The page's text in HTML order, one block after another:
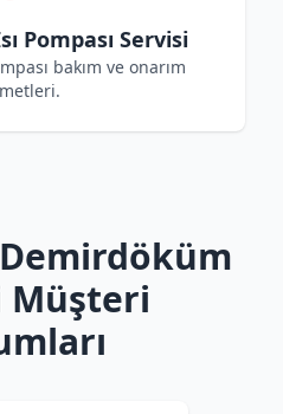
Pompası Servisi
bakım ve onarım
Müşteri